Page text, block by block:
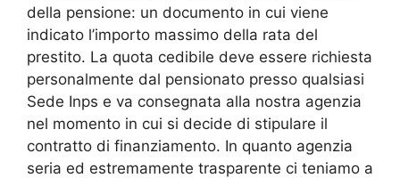
della pensione: un documento in cui viene
indicato l’importo massimo della rata del
prestito. La quota cedibile deve essere richiesta
personalmente dal pensionato presso qualsiasi
Sede Inps e va consegnata alla nostra agenzia
nel momento in cui si decide di stipulare il
contratto di finanziamento. In quanto agenzia
seria ed estremamente trasparente ci teniamo a